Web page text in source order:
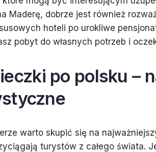
Maderę, dobrze jest również
hoteli po urokliwe
pobyt do własnych potrzeb i
po polsku –
warto skupić się na
turystów z całego świata.